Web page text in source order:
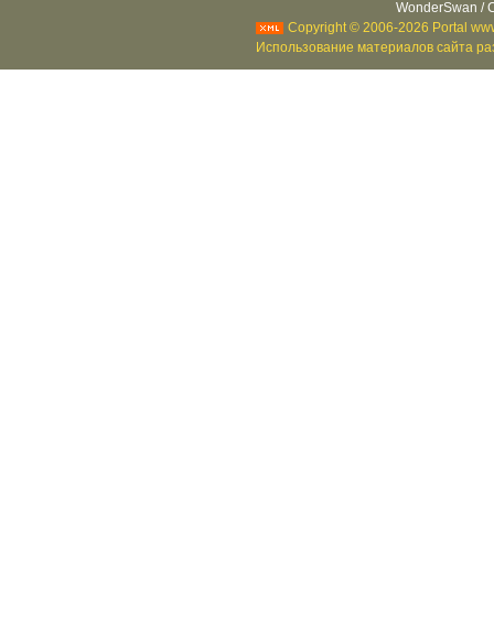
WonderSwan /
Copyright © 2006-2026 Portal
Использование материалов сайта